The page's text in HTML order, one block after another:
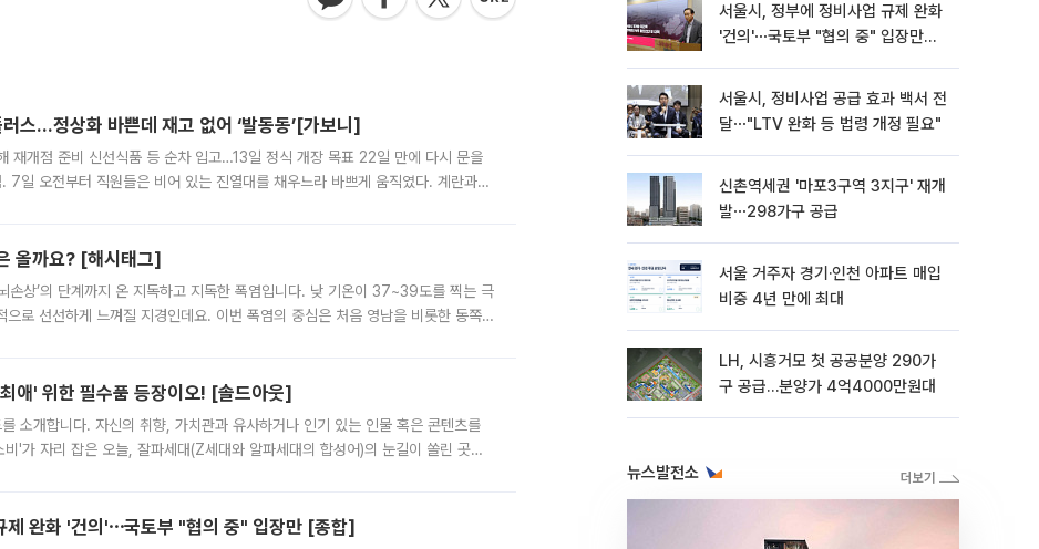
스…정상화 바쁜데 재고 없어 ‘발동동’[가보니]
재개점 준비 신선식품 등 순차 입고…13일 정식 개장 목표 22일 만에 다시 문을
7일 오전부터 직원들은 비어 있는 진열대를 채우느라 바쁘게 움직였다. 계란과
올까요? [해시태그]
손상’의 단계까지 온 지독하고 지독한 폭염입니다. 낮 기온이 37~39도를 찍는 극
로 선선하게 느껴질 지경인데요. 이번 폭염의 중심은 처음 영남을 비롯한 동쪽
애' 위한 필수품 등장이오! [솔드아웃]
소개합니다. 자신의 취향, 가치관과 유사하거나 인기 있는 인물 혹은 콘텐츠를
'가 자리 잡은 오늘, 잘파세대(Z세대와 알파세대의 합성어)의 눈길이 쏠린 곳은
제 완화 '건의'⋯국토부 "협의 중" 입장만 [종합]
서울시, 정부에 정비사업 규제 완화
'건의'⋯국토부 "협의 중" 입장만
서울시, 정비사업 공급 효과 백서 전
달⋯"LTV 완화 등 법령 개정 필요"
신촌역세권 '마포3구역 3지구' 재개
발⋯298가구 공급
서울 거주자 경기·인천 아파트 매입
비중 4년 만에 최대
LH, 시흥거모 첫 공공분양 290가
구 공급…분양가 4억4000만원대
뉴스발전소